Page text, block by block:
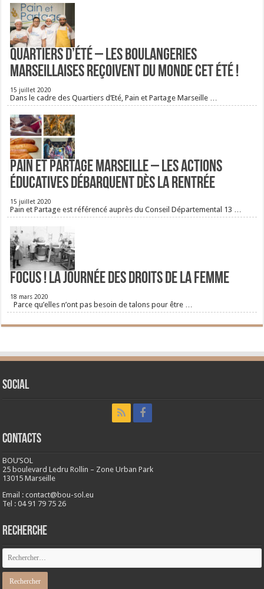
Quartiers d’été – Les boulangeries
Marseillaises reçoivent du monde cet été !
15 juillet 2020
Dans le cadre des Quartiers d’Eté, Pain et Partage Marseille …
Pain et Partage Marseille – Les actions
éducatives débarquent dès la rentrée
15 juillet 2020
Pain et Partage est référencé auprès du Conseil Départemental 13 …
FOCUS ! La journée des droits de la femme
18 mars 2020
Parce qu’elles n’ont pas besoin de talons pour être …
Social
CONTACTS
BOU’SOL
25 boulevard Ledru Rollin – Zone Urban Park
13015 Marseille
Email : contact@bou-sol.eu
Tel : 04 91 79 75 26
RECHERCHE